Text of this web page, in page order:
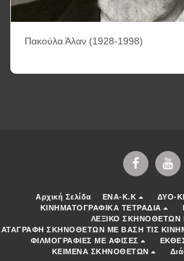
Πακούλα Άλαν (1928-1998)
Αρχική Σελίδα ENA-K.K ΔΥΟ-
ΚΙΝΗΜΑΤΟΓΡΑΦΙΚΑ ΤΕΤΡΑΔΙΑ
ΛΕΞΙΚΟ ΣΚΗΝΟΘΕΤΩΝ
ΣΚΗΝΟΘΕΤΩΝ ΜΕ ΒΑΣΗ ΤΙΣ
ΦΙΛΜΟΓΡΑΦΙΕΣ ΜΕ ΑΦΙΣΕΣ
ΚΕΙΜΕΝΑ ΣΚΗΝΟΘΕΤΩΝ